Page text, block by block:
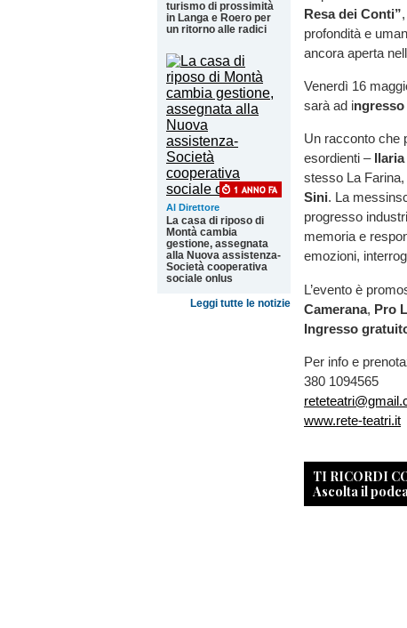
turismo di prossimità
in Langa e Roero per
un ritorno alle radici
Al Direttore
La casa di riposo di
Montà cambia
gestione, assegnata
alla Nuova assistenza-
Società cooperativa
sociale onlus
Leggi tutte le notizie
Resa dei Conti”
profondità e
ancora aperta
Venerdì 16
sarà ad i
Un racconto che
esordienti –
stesso La
Sini. La
progresso
memoria e
emozioni,
L’evento è
Camerana, Pro
Ingresso
Per info e
380 1094565
www.rete-teatri.it
TI RICORDI
Ascolta il